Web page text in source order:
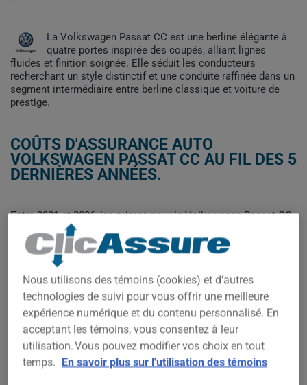
La Volkswagen Passat CC est une berline élégante à
quatre portes inspirée des coupés, alliant lignes
fluides et finition soignée. Elle séduit les conducteurs
recherchant un style distinctif et une conduite raffinée dans un
segment intermédiaire entre berline classique et voiture de
prestige.
COÛTS D'ASSURANCE AUTO
VOLKSWAGEN PASSAT CC AU FIL DES 5
DERNIÈRES ANNÉES.
Entre 2021 et 2026, les primes pour la Volkswagen Passat CC
fluctuent fortement, passant de 1428 $ à 1038 $, puis
remontant à 1526 $, redescendant à 1134 $ et 1187 $, avant de
bondir à 1989 $. Cette volatilité suggère des variations
importantes liées à l'évolution du marché plutôt qu'une
tendance linéaire.
Pour trouver la meilleur assurance pour votre véhicule
VOLKSWAGEN PASSAT CC, il est plus important que jamais
de comparer les options disponibles.
Nous utilisons des témoins (cookies) et d’autres
technologies de suivi pour vous offrir une meilleure
expérience numérique et du contenu personnalisé. En
acceptant les témoins, vous consentez à leur
utilisation. Vous pouvez modifier vos choix en tout
temps. En savoir plus sur l'utilisation des témoins